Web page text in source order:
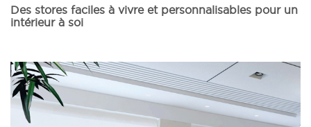
Des stores faciles à vivre et personnalisables pour un
intérieur à soi